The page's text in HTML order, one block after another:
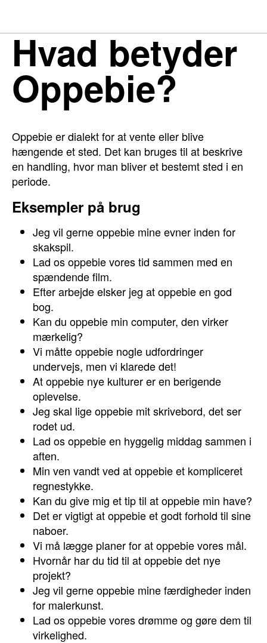
Hvad betyder
Oppebie?
Oppebie er dialekt for at vente eller blive
hængende et sted. Det kan bruges til at beskrive
en handling, hvor man bliver et bestemt sted i en
periode.
Eksempler på brug
Jeg vil gerne oppebie mine evner inden for
skakspil.
Lad os oppebie vores tid sammen med en
spændende film.
Efter arbejde elsker jeg at oppebie en god
bog.
Kan du oppebie min computer, den virker
mærkelig?
Vi måtte oppebie nogle udfordringer
undervejs, men vi klarede det!
At oppebie nye kulturer er en berigende
oplevelse.
Jeg skal lige oppebie mit skrivebord, det ser
rodet ud.
Lad os oppebie en hyggelig middag sammen i
aften.
Min ven vandt ved at oppebie et kompliceret
regnestykke.
Kan du give mig et tip til at oppebie min have?
Det er vigtigt at oppebie et godt forhold til sine
naboer.
Vi må lægge planer for at oppebie vores mål.
Hvornår har du tid til at oppebie det nye
projekt?
Jeg vil gerne oppebie mine færdigheder inden
for malerkunst.
Lad os oppebie vores drømme og gøre dem til
virkelighed.